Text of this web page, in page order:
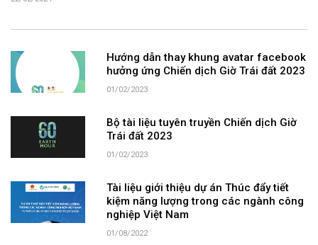
Hướng dẫn thay khung avatar facebook
hưởng ứng Chiến dịch Giờ Trái đất 2023
01/02/2023
Bộ tài liệu tuyên truyền Chiến dịch Giờ
Trái đất 2023
01/02/2023
Tài liệu giới thiệu dự án Thúc đẩy tiết
kiệm năng lượng trong các ngành công
nghiệp Việt Nam
01/08/2022